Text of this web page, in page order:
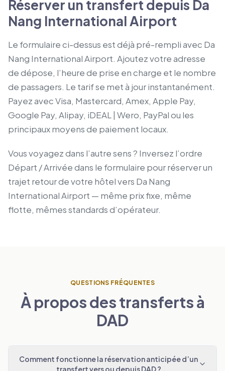
Réserver un transfert depuis Da
Nang International Airport
Le formulaire ci-dessus est déjà pré-rempli avec Da
Nang International Airport. Ajoutez votre adresse
de dépose, l’heure de prise en charge et le nombre
de passagers. Le tarif se met à jour instantanément.
Payez avec Visa, Mastercard, Amex, Apple Pay,
Google Pay, Alipay, iDEAL | Wero, PayPal ou les
principaux moyens de paiement locaux.
Vous voyagez dans l’autre sens ? Inversez l’ordre
Départ / Arrivée dans le formulaire pour réserver un
trajet retour de votre hôtel vers Da Nang
International Airport — même prix fixe, même
flotte, mêmes standards d’opérateur.
QUESTIONS FRÉQUENTES
À propos des transferts à
DAD
Comment fonctionne la réservation anticipée d’un
transfert vers ou depuis DAD ?